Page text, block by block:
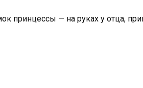
принцессы — на руках у отца,